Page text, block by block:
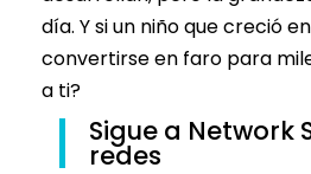
día. Y si un niño que creció
convertirse en faro para
a ti?
Sigue a Network
redes